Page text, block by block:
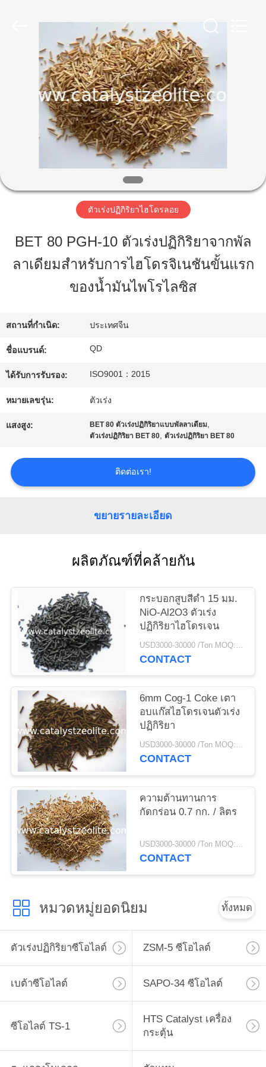
กับ
ทัวร์
ควบคุม
คุณภาพ
ติดต่อ
เรา
ข่าว
เว็บไซต์
PRIVACY
POLICY
ตัวเร่งปฏิกิริยาไฮโดรลอย
BET 80 PGH-10 ตัวเร่งปฏิกิริยาจากพัล
ลาเดียมสำหรับการไฮโดรจิเนชันขั้นแรก
ของน้ำมันไพโรไลซิส
สถานที่กำเนิด: ประเทศจีน
ชื่อแบรนด์: QD
ได้รับการรับรอง: ISO9001：2015
หมายเลขรุ่น: ตัวเร่ง
แสงสูง: BET 80 ตัวเร่งปฏิกิริยาแบบพัลลาเดียม,
ตัวเร่งปฏิกิริยา BET 80, ตัวเร่งปฏิกิริยา BET 80
ติดต่อเรา!
ขยายรายละเอียด
ผลิตภัณฑ์ที่คล้ายกัน
กระบอกสูบสีดำ 15 มม.
NiO-Al2O3 ตัวเร่ง
ปฏิกิริยาไฮโดรเจน
USD3000-30000 /Ton MOQ:1 กก
CONTACT
6mm Cog-1 Coke เตา
อบแก๊สไฮโดรเจนตัวเร่ง
ปฏิกิริยา
USD3000-30000 /Ton MOQ:1 กก
CONTACT
ความต้านทานการ
กัดกร่อน 0.7 กก. / ลิตร
USD3000-30000 /Ton MOQ:1 กก
CONTACT
หมวดหมู่ยอดนิยม ทั้งหมด
ตัวเร่งปฏิกิริยาซีโอไลต์ ZSM-5 ซีโอไลต์
เบต้าซีโอไลต์ SAPO-34 ซีโอไลต์
ซีโอไลต์ TS-1
HTS Catalyst เครื่อง
กระตุ้น